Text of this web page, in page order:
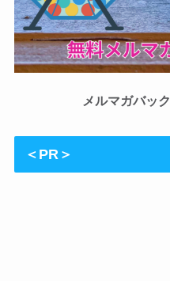
メルマガバッ
＜PR＞